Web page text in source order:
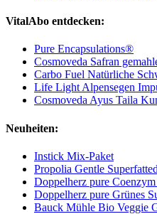
VitalAbo entdecken:
Pure Encapsulations®
Cosmoveda Safran
Carbo Fuel Natürliche
Life Light Alpensegen
Cosmoveda Ayus Taila
Neuheiten:
Instick Mix-Paket
Propolia Gentle
Doppelherz pure
Doppelherz pure Grünes
Bauck Mühle Bio Veggie